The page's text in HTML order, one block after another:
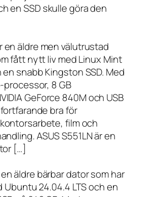
en SSD skulle göra den
en äldre men välutrustad
fått nytt liv med Linux Mint
en snabb Kingston SSD. Med
8 GB
GeForce 840M och USB
bra för
film och
ASUS S551LN är en
[…]
en äldre bärbar dator som har
24.04.4 LTS och en